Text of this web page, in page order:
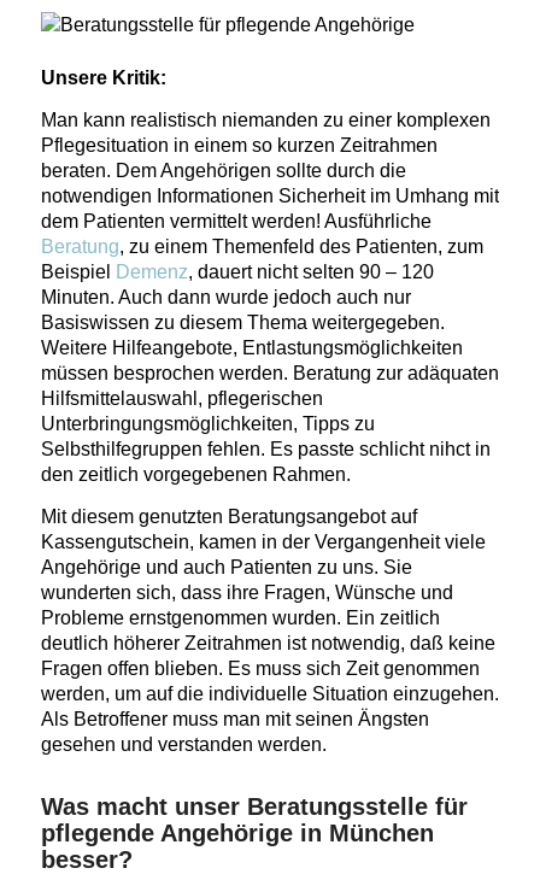
Unsere Kritik:
Man kann realistisch niemanden zu einer komplexen
Pflegesituation in einem so kurzen Zeitrahmen
beraten. Dem Angehörigen sollte durch die
notwendigen Informationen Sicherheit im Umhang mit
dem Patienten vermittelt werden! Ausführliche
Beratung, zu einem Themenfeld des Patienten, zum
Beispiel
Demenz, dauert nicht selten 90 – 120
Minuten. Auch dann wurde jedoch auch nur
Basiswissen zu diesem Thema weitergegeben.
Weitere Hilfeangebote, Entlastungsmöglichkeiten
müssen besprochen werden. Beratung zur adäquaten
Hilfsmittelauswahl, pflegerischen
Unterbringungsmöglichkeiten, Tipps zu
Selbsthilfegruppen fehlen. Es passte schlicht nihct in
den zeitlich vorgegebenen Rahmen.
Mit diesem genutzten Beratungsangebot auf
Kassengutschein, kamen in der Vergangenheit viele
Angehörige und auch Patienten zu uns. Sie
wunderten sich, dass ihre Fragen, Wünsche und
Probleme ernstgenommen wurden. Ein zeitlich
deutlich höherer Zeitrahmen ist notwendig, daß keine
Fragen offen blieben. Es muss sich Zeit genommen
werden, um auf die individuelle Situation einzugehen.
Als Betroffener muss man mit seinen Ängsten
gesehen und verstanden werden.
Was macht unser Beratungsstelle für
pflegende Angehörige in München
besser?